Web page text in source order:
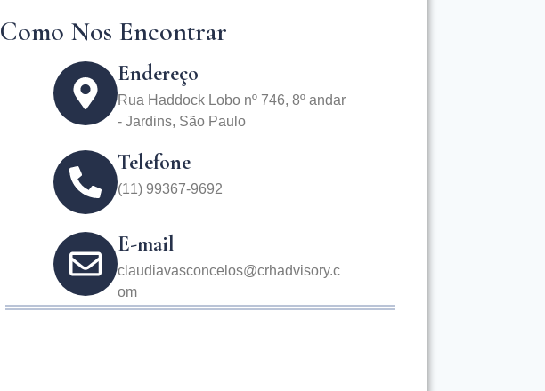
Como Nos Encontrar
Endereço
Rua Haddock Lobo nº 746, 8º andar
- Jardins, São Paulo
Telefone
‪(11) 99367-9692
E-mail
claudiavasconcelos@crhadvisory.c
om